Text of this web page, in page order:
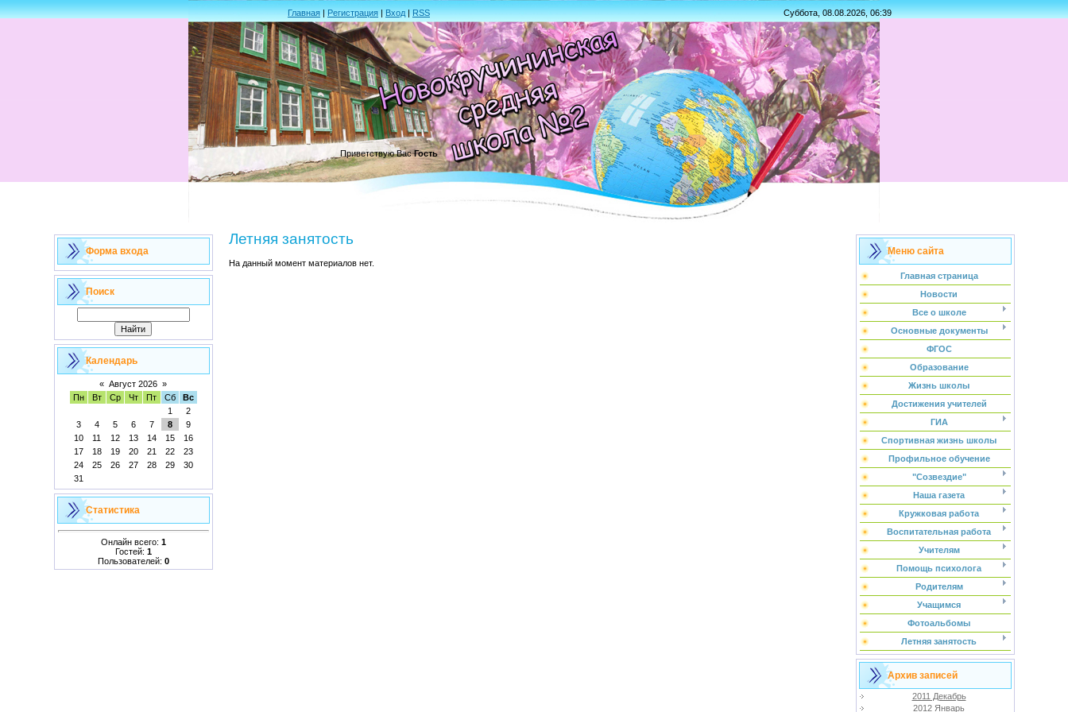
Главная|Регистрация|Вход|RSS Суббота, 08.08.2026, 06:39
Приветствую Вас Гость
Форма входа
Поиск
Календарь
« Август 2026 »
Пн
Вт Ср Чт Пт Сб
Вс
1
2
3
4 5 6 7 8
9
10
11 12 13 14 15
16
17
18 19 20 21 22
23
24
25 26 27 28 29
30
31
Статистика
Онлайн всего: 1
Гостей: 1
Пользователей: 0
Летняя занятость
На данный момент материалов нет.
Меню сайта
Главная страница
Новости
Все о школе
Основные документы
ФГОС
Образование
Жизнь школы
Достижения учителей
ГИА
Спортивная жизнь школы
Профильное обучение
"Созвездие"
Наша газета
Кружковая работа
Воспитательная работа
Учителям
Помощь психолога
Родителям
Учащимся
Фотоальбомы
Летняя занятость
Архив записей
2011 Декабрь
2012 Январь